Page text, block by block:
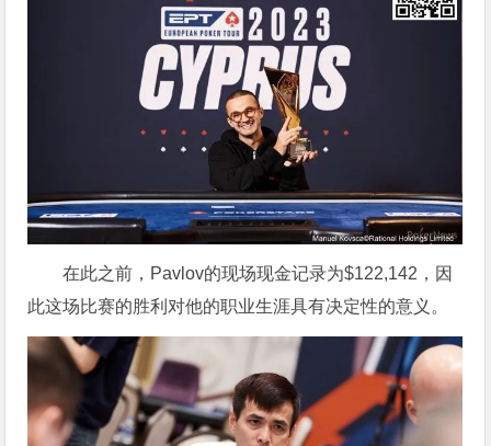
在此之前，Pavlov的现场现金记录为$122,142，因
此这场比赛的胜利对他的职业生涯具有决定性的意义。